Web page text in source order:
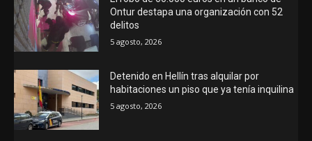
Ontur destapa una organización con 52
delitos
5 agosto, 2026
Detenido en Hellín tras alquilar por
habitaciones un piso que ya tenía inquilina
5 agosto, 2026